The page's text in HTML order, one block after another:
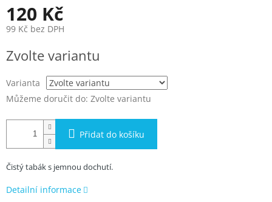
120 Kč
99 Kč bez DPH
cena:
Zvolte variantu
Varianta
Můžeme doručit do: Zvolte variantu
Přidat do košíku
Čistý tabák s jemnou dochutí.
Detailní informace